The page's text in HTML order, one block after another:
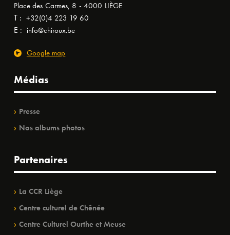
Place des Carmes, 8 - 4000 LIÈGE
T : +32(0)4 223 19 60
E : info@chiroux.be
Google map
Médias
Presse
Nos albums photos
Partenaires
La CCR Liège
Centre culturel de Chênée
Centre Culturel Ourthe et Meuse